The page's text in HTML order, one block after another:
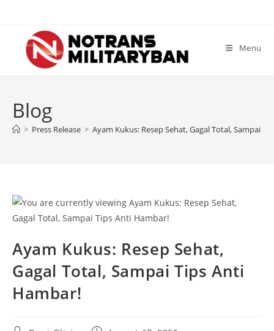
content
Menu
Blog
> Press Release > Ayam Kukus: Resep Sehat, Gagal Total, Sampai
Ayam Kukus: Resep Sehat,
Gagal Total, Sampai Tips Anti
Hambar!